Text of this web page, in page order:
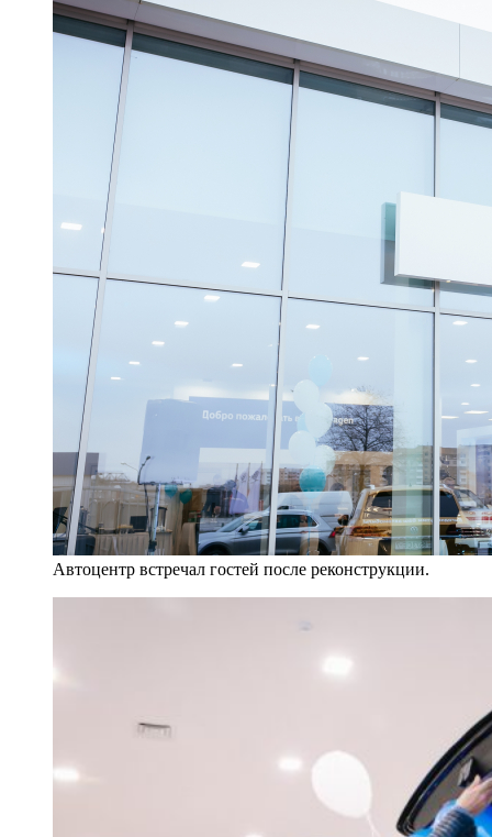
Автоцентр встречал гостей после реконструкции.